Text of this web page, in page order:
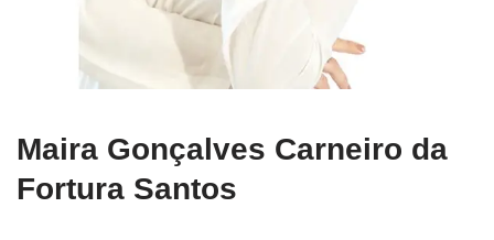
Maira Gonçalves Carneiro da
Fortura Santos